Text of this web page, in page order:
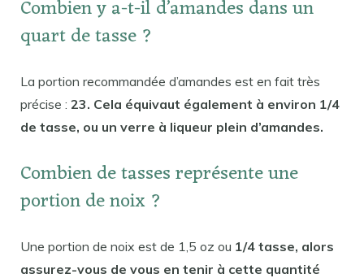
Combien y a-t-il d’amandes dans un
quart de tasse ?
La portion recommandée d’amandes est en fait très
précise : 23. Cela équivaut également à environ 1/4
de tasse, ou un verre à liqueur plein d’amandes.
Combien de tasses représente une
portion de noix ?
Une portion de noix est de 1,5 oz ou 1/4 tasse, alors
assurez-vous de vous en tenir à cette quantité